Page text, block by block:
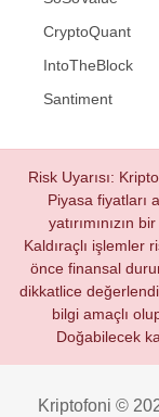
CryptoQuant
IntoTheBlock
Santiment
Risk Uyarısı:
Piyasa fiyatları
yatırımınızın
Kaldıraçlı işlemler
önce finansal
dikkatlice
bilgi amaçlı
Doğabilecek
Kriptofoni ©